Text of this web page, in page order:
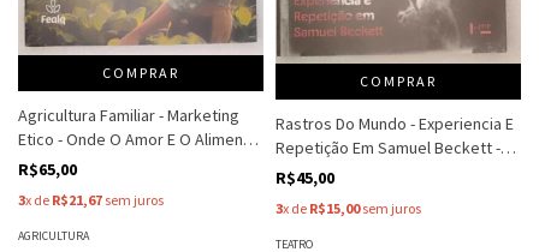
COMPRAR
Agricultura Familiar - Marketing
Etico - Onde O Amor E O Alimento
Se Unem Para Sempre - Jose Luiz
R$65,00
3x de R$21,67 sem juros
AGRICULTURA
COMPRAR
Rastros Do Mundo - Experiencia E
Repetição Em Samuel Beckett -
Luciano Gatti - Autografado
R$45,00
3x de R$15,00sem juros
TEATRO